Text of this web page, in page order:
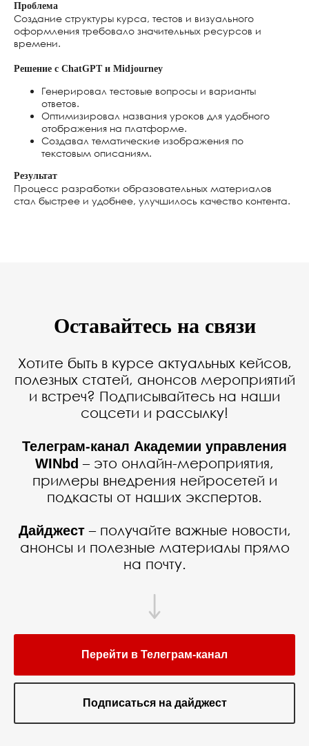
GigaChat https://giga.chat
HeyGen https://app.heygen.com
Проблема
Создание структуры курса, тестов и визуального
оформления требовало значительных ресурсов и
времени.
Решение с ChatGPT и Midjourney
Генерировал тестовые вопросы и варианты
ответов.
Оптимизировал названия уроков для удобного
отображения на платформе.
Создавал тематические изображения по
текстовым описаниям.
Результат
Процесс разработки образовательных материалов
стал быстрее и удобнее, улучшилось качество контента.
Оставайтесь на связи
Хотите быть в курсе актуальных кейсов,
полезных статей, анонсов мероприятий
и встреч? Подписывайтесь на наши
соцсети и рассылку!
Телеграм-канал Академии управления
WINbd– это онлайн-мероприятия,
примеры внедрения нейросетей и
подкасты от наших экспертов.
Дайджест– получайте важные новости,
анонсы и полезные материалы прямо
на почту.
Перейти в Телеграм-канал
Подписаться на дайджест